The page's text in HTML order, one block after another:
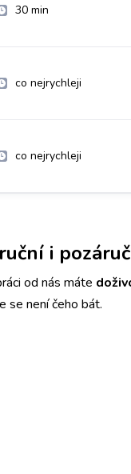
30 min
co nejrychleji
co nejrychleji
i
od nás máte
se není čeho bát.